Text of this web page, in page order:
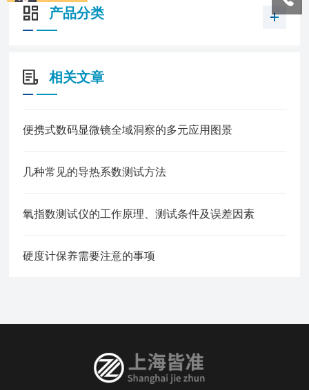
产品分类
相关文章
便携式数码显微镜全域洞察的多元应用图景
几种常见的导热系数测试方法
氧指数测试仪的工作原理、测试条件及误差因素
硬度计保养需要注意的事项